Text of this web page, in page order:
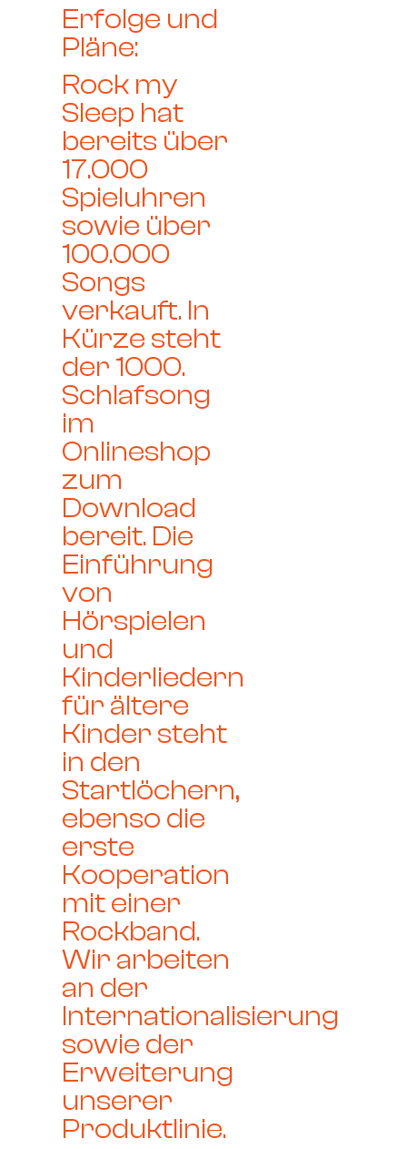
Erfolge und
Pläne:
Rock my
Sleep hat
bereits über
17.000
Spieluhren
sowie über
100.000
Songs
verkauft. In
Kürze steht
der 1000.
Schlafsong
im
Onlineshop
zum
Download
bereit. Die
Einführung
von
Hörspielen
und
Kinderliedern
für ältere
Kinder steht
in den
Startlöchern,
ebenso die
erste
Kooperation
mit einer
Rockband.
Wir arbeiten
an der
Internationalisierung
sowie der
Erweiterung
unserer
Produktlinie.